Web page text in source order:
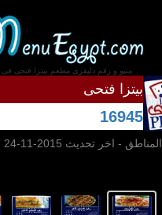
منيو و رقم دليفرى مطعم بيتزا فتحى
بيتزا فتحى
16945
المناطق - اخر تحديث 2015-11-24